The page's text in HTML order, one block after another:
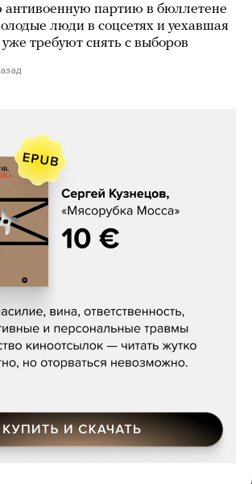
партию в бюллетене
люди в соцсетях и уехавшая
требуют снять с выборов
Кузнецов, «Мясорубка